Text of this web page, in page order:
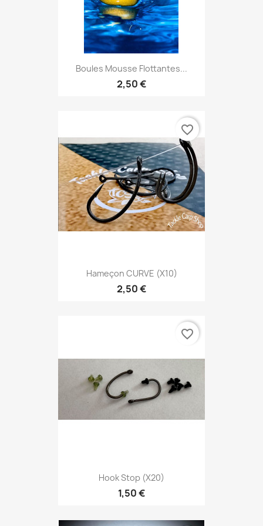
Boules Mousse Flottantes...
2,50 €
Hameçon CURVE (x10)
2,50 €
favorite_border
Hook Stop (x20)
1,50 €
favorite_border